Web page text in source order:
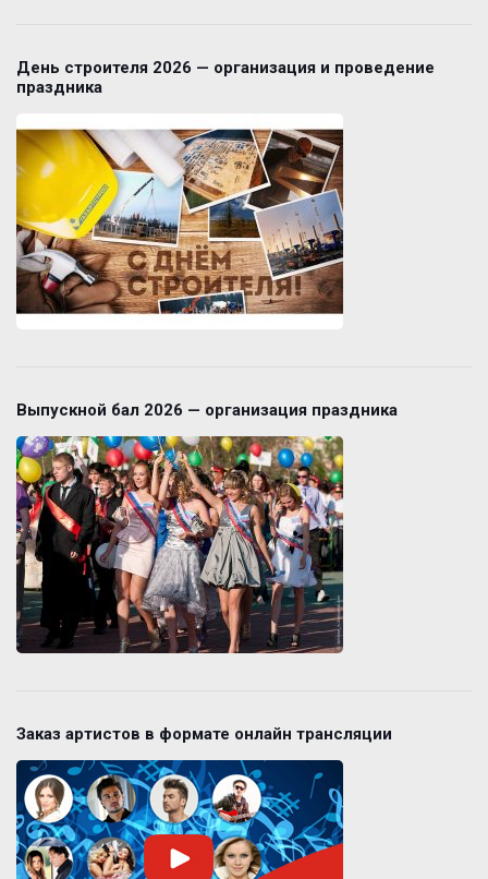
День строителя 2026 — организация и проведение
праздника
Выпускной бал 2026 — организация праздника
Заказ артистов в формате онлайн трансляции